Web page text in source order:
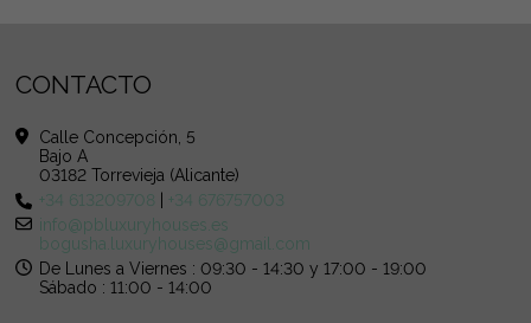
CONTACTO
Calle Concepción, 5
Bajo A
03182 Torrevieja (Alicante)
+34 613209708
+34 676757003
info@pbluxuryhouses.es
bogusha.luxuryhouses@gmail.com
De Lunes a Viernes : 09:30 - 14:30 y 17:00 - 19:00
Sábado : 11:00 - 14:00